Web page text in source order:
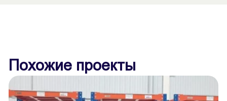
Похожие проекты